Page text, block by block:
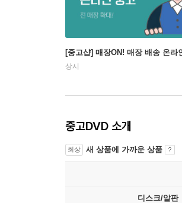
[중고샵] 매장ON! 매장 배송 온라
상시
중고DVD 소개
최상 새 상품에 가까운 상품
디스크/알판